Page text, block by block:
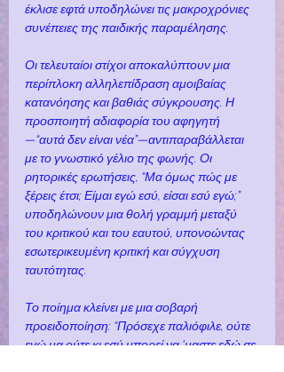
έκλισε εφτά υποδηλώνει τις μακροχρόνιες
συνέπειες της παιδικής παραμέλησης.
Οι τελευταίοι στίχοι αποκαλύπτουν μια
περίπλοκη αλληλεπίδραση αμοιβαίας
κατανόησης και βαθιάς σύγκρουσης. Η
προσποιητή αδιαφορία του αφηγητή
—“αυτά δεν είναι νέα”—αντιπαραβάλλεται
με το γνωστικό γέλιο της φωνής. Οι
ρητορικές ερωτήσεις, “Μα όμως πώς με
ξέρεις έτσι; Είμαι εγώ εσύ, είσαι εσύ εγώ;”
υποδηλώνουν μια θολή γραμμή μεταξύ
του κριτικού και του εαυτού, υπονοώντας
εσωτερικευμένη κριτική και σύγχυση
ταυτότητας.
Το ποίημα κλείνει με μια σοβαρή
προειδοποίηση: “Πρόσεχε παλιόφιλε, ούτε
εγώ μα ούτε κι εσύ μπορεί να 'μαστε εδώ σε